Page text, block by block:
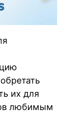
их для
любимым